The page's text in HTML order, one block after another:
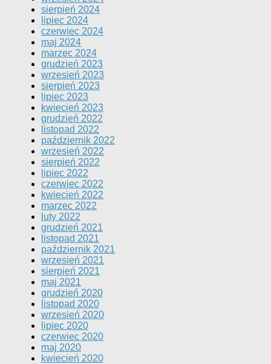
sierpień 2024
lipiec 2024
czerwiec 2024
maj 2024
marzec 2024
grudzień 2023
wrzesień 2023
sierpień 2023
lipiec 2023
kwiecień 2023
grudzień 2022
listopad 2022
październik 2022
wrzesień 2022
sierpień 2022
lipiec 2022
czerwiec 2022
kwiecień 2022
marzec 2022
luty 2022
grudzień 2021
listopad 2021
październik 2021
wrzesień 2021
sierpień 2021
maj 2021
grudzień 2020
listopad 2020
wrzesień 2020
lipiec 2020
czerwiec 2020
maj 2020
kwiecień 2020